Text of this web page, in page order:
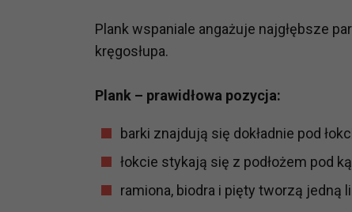
Plank wspaniale angażuje najgłębsze
kręgosłupa.
Plank – prawidłowa pozycja:
barki znajdują się dokładnie pod
łokcie stykają się z podłożem pod
ramiona, biodra i pięty tworzą jedną